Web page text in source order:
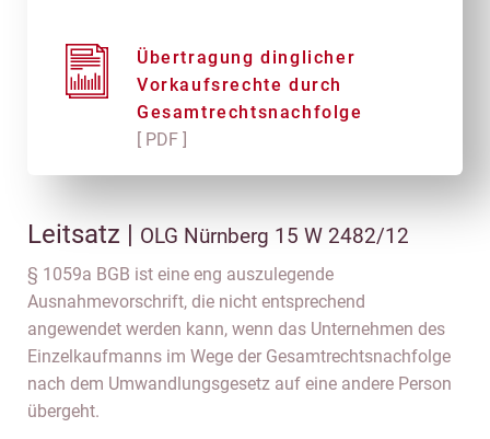
Übertragung dinglicher
Vorkaufsrechte durch
Gesamtrechtsnachfolge
[ PDF ]
Leitsatz | OLG Nürnberg 15 W 2482/12
§ 1059a BGB ist eine eng auszulegende
Ausnahmevorschrift, die nicht entsprechend
angewendet werden kann, wenn das Unternehmen des
Einzelkaufmanns im Wege der Gesamtrechtsnachfolge
nach dem Umwandlungsgesetz auf eine andere Person
übergeht.